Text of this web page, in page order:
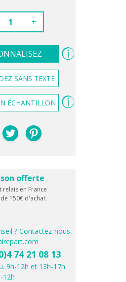
+
SANS TEXTE
ÉCHANTILLON
offerte
relais en France
150€ d'achat.
? Contactez-nous
74 21 08 13
9h-12h et 13h-17h
12h